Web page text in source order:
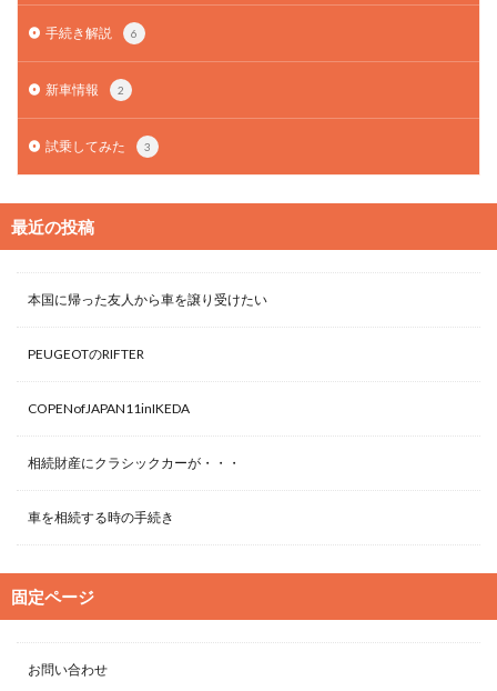
手続き解説 6
新車情報 2
試乗してみた 3
最近の投稿
本国に帰った友人から車を譲り受けたい
PEUGEOTのRIFTER
COPENofJAPAN11inIKEDA
相続財産にクラシックカーが・・・
車を相続する時の手続き
固定ページ
お問い合わせ